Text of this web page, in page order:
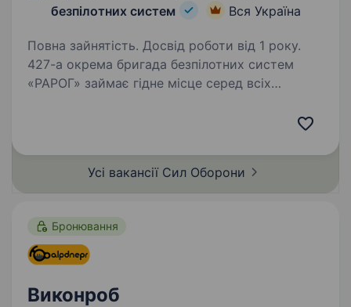
безпілотних систем
Вся Україна
Повна зайнятість. Досвід роботи від 1 року.
427-а окрема бригада безпілотних систем
«РАРОГ» займає гідне місце серед всіх
розвивається та створює…
Усі вакансії Сил Оборони
Бронювання
Виконроб